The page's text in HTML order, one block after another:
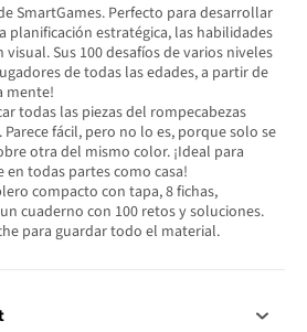
SmartGames. Perfecto para desarrollar
planificación estratégica, las habilidades
Sus 100 desafíos de varios niveles
de todas las edades, a partir de
mente!
todas las piezas del rompecabezas
fácil, pero no lo es, porque solo se
otra del mismo color. ¡Ideal para
todas partes como casa!
compacto con tapa, 8 fichas,
cuaderno con 100 retos y soluciones.
para guardar todo el material.